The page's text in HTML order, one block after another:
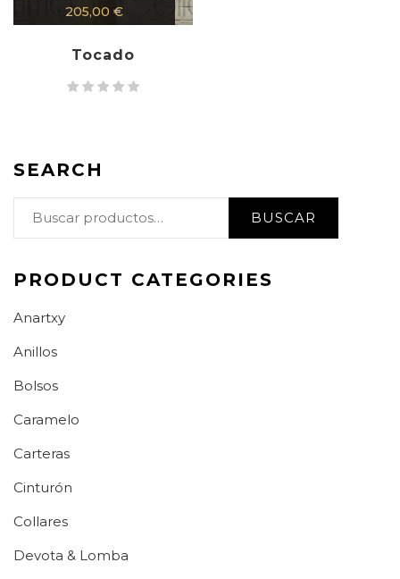
205,00 €
Tocado
SEARCH
BUSCAR
PRODUCT CATEGORIES
Anartxy
Anillos
Bolsos
Caramelo
Carteras
Cinturón
Collares
Devota & Lomba